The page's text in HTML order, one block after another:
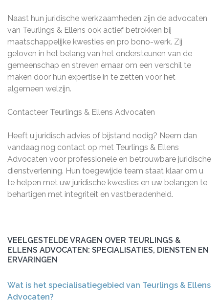
Naast hun juridische werkzaamheden zijn de advocaten
van Teurlings & Ellens ook actief betrokken bij
maatschappelijke kwesties en pro bono-werk. Zij
geloven in het belang van het ondersteunen van de
gemeenschap en streven ernaar om een verschil te
maken door hun expertise in te zetten voor het
algemeen welzijn.
Contacteer Teurlings & Ellens Advocaten
Heeft u juridisch advies of bijstand nodig? Neem dan
vandaag nog contact op met Teurlings & Ellens
Advocaten voor professionele en betrouwbare juridische
dienstverlening. Hun toegewijde team staat klaar om u
te helpen met uw juridische kwesties en uw belangen te
behartigen met integriteit en vastberadenheid.
VEELGESTELDE VRAGEN OVER TEURLINGS &
ELLENS ADVOCATEN: SPECIALISATIES, DIENSTEN EN
ERVARINGEN
Wat is het specialisatiegebied van Teurlings & Ellens
Advocaten?